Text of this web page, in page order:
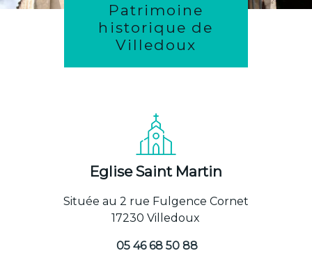
Patrimoine
historique de
Villedoux
Eglise Saint Martin
Située au 2 rue Fulgence Cornet
17230 Villedoux
05 46 68 50 88